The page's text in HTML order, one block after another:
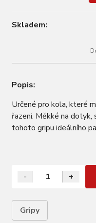
Skladem:
Popis:
Určené pro kola, které
řazení. Měkké na
tohoto gripu ideálního
o absolutní komfort •
spolehlivý,
- +
Gripy